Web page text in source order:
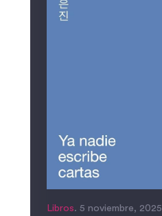
Libros. 5 noviembre, 2025